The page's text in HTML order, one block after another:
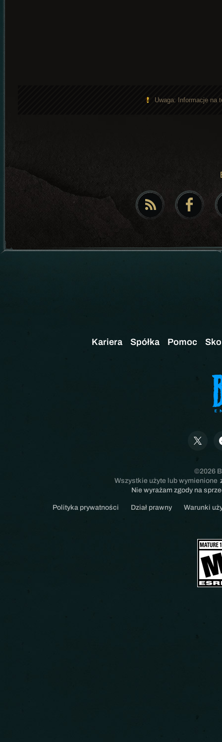
Uwaga: Informacje na